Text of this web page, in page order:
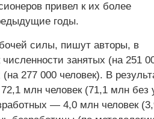
привел к их более
годы.
силы, пишут авторы, в
занятых (на 251
277 000 человек). В
млн человек (71,1 млн без
— 4,0 млн человек